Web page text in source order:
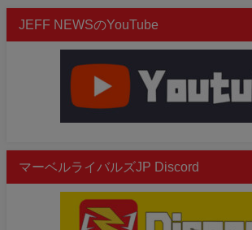
JEFF NEWSのYouTube
マーベルライバルズJP Discord